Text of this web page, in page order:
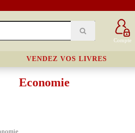
Compte
VENDEZ VOS LIVRES
Economie